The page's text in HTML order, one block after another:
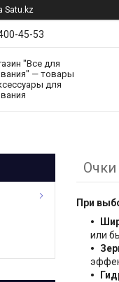
Satu.kz
45-53
"Все для
— товары
для
При
или